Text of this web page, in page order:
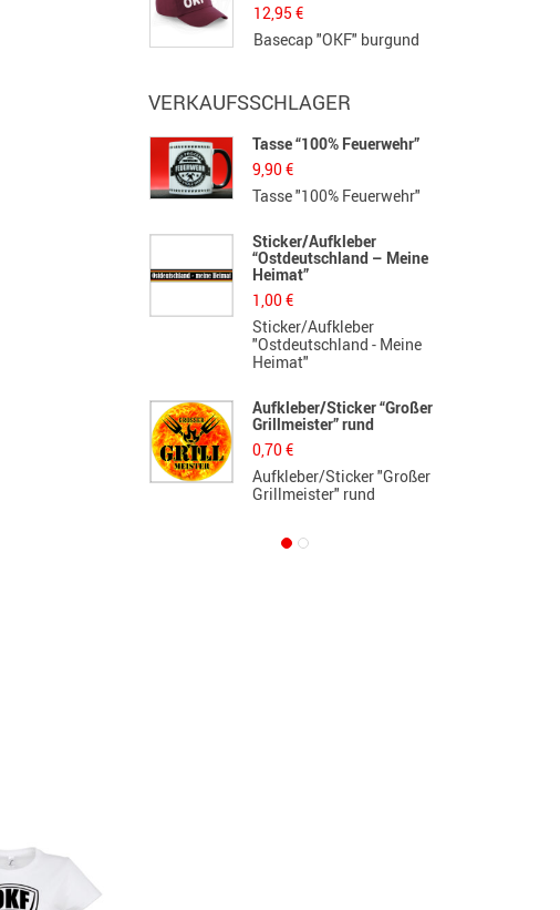
12,95 €
Basecap "OKF" burgund
VERKAUFSSCHLAGER
Tasse “100% Feuerwehr”
9,90€
Tasse "100% Feuerwehr"
Sticker/Aufkleber
“Ostdeutschland – Meine
Heimat”
1,00€
Sticker/Aufkleber
"Ostdeutschland - Meine
Heimat"
Aufkleber/Sticker “Großer
Grillmeister” rund
0,70€
Aufkleber/Sticker "Großer
Grillmeister" rund